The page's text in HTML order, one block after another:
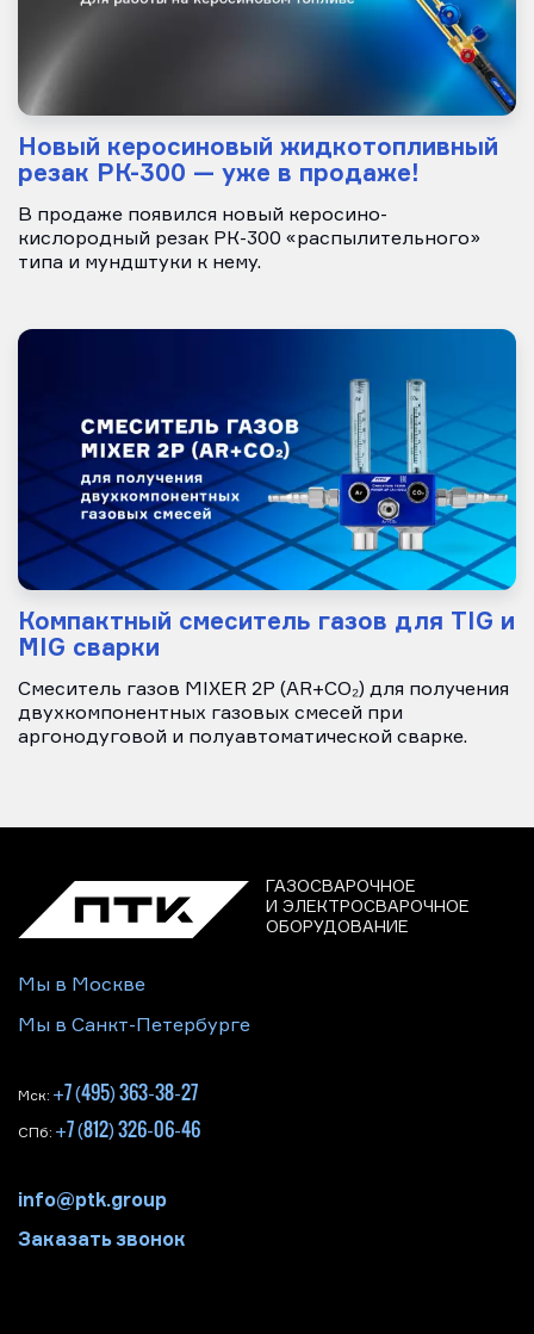
Новый керосиновый жидкотопливный
резак РК-300 — уже в продаже!
В продаже появился новый керосино-
кислородный резак РК-300 «распылительного»
типа и мундштуки к нему.
Компактный смеситель газов для TIG и
MIG сварки
Смеситель газов MIXER 2Р (AR+CO₂) для получения
двухкомпонентных газовых смесей при
аргонодуговой и полуавтоматической сварке.
ГАЗОСВАРОЧНОЕ
И ЭЛЕКТРОСВАРОЧНОЕ
ОБОРУДОВАНИЕ
Мы в Москве
Мы в Санкт-Петербурге
Мск: +7 (495) 363-38-27
СПб: +7 (812) 326-06-46
info@ptk.group
Заказать звонок